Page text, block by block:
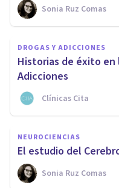
Sonia Ruz Comas
DROGAS Y ADICCIONES
Historias de éxito
Adicciones
Clínicas Cita
NEUROCIENCIAS
El estudio del
Sonia Ruz Comas